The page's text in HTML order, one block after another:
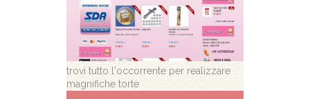
trovi tutto l'occorrente per realizzare
magnifiche torte